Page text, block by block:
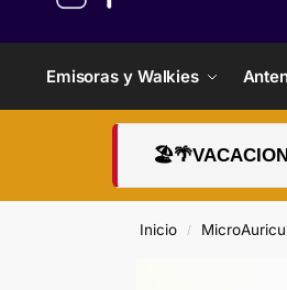
Emisoras y Walkies
Inicio /